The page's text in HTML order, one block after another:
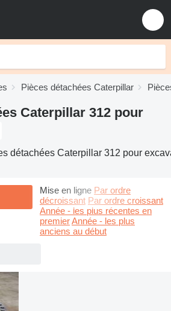
Pièces détachées Caterpillar
Caterpillar 312 pour
détachées Caterpillar 312 pour
Mise en ligne Par ordre
décroissant Par ordre croissant
Année - les plus récentes en
premierAnnée - les plus
anciens au début